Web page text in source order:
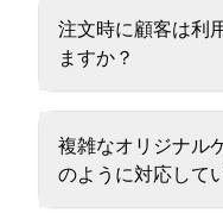
注文時に顧客は利
ますか？
複雑なオリジナル
のように対応して